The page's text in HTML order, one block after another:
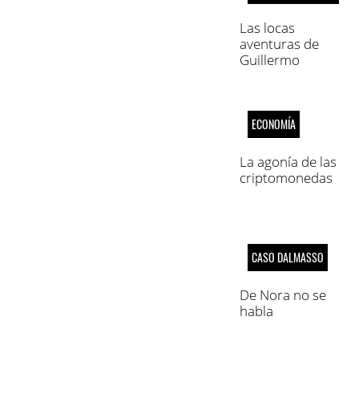
Las locas
aventuras de
Guillermo
ECONOMÍA
La agonía de las
criptomonedas
CASO DALMASSO
De Nora no se
habla